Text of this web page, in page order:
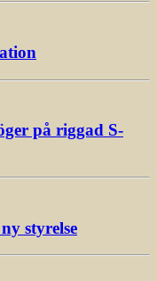
på riggad S-
styrelse